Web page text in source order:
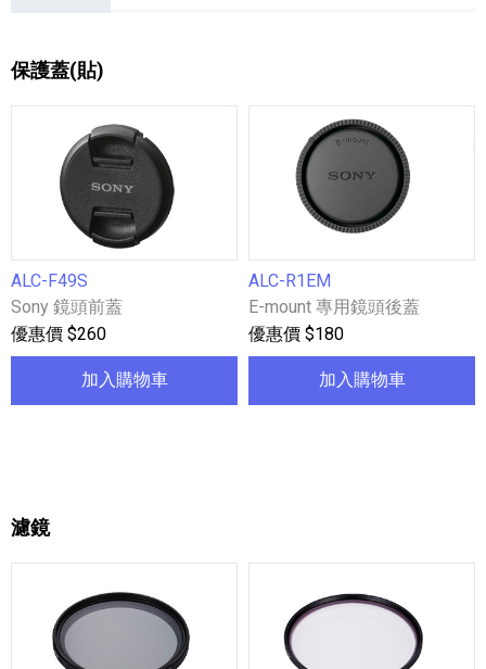
保護蓋(貼)
ALC-F49S
Sony 鏡頭前蓋
優惠價 $260
加入購物車
ALC-R1EM
E-mount 專用鏡頭後蓋
優惠價 $180
加入購物車
濾鏡